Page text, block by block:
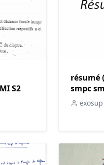
S2
résumé
smpc
exosup